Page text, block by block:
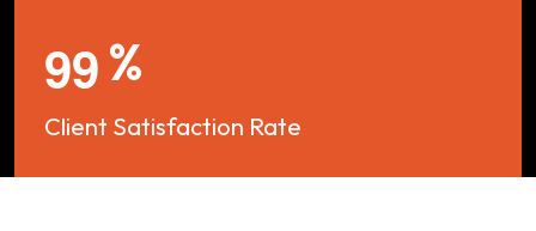
99%
Client Satisfaction Rate